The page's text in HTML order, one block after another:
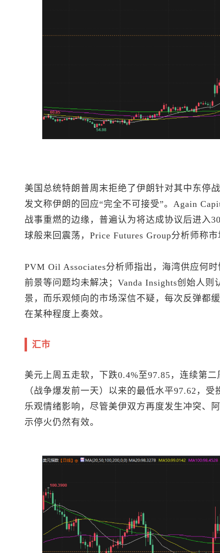
美国总统特朗普周末拒绝了伊朗针对其中东停
发文称伊朗的回应“完全不可接受”。Again
战事重燃的边缘，普遍认为将达成协议后进入
球般来回震荡，Price Futures Group分析师称
PVM Oil Associates分析师指出，海湾供应何
前景等问题均未解决；Vanda Insights创始人
景，而乐观倾向的市场深信不疑，每次反弹都
在某种程度上奏效。
汇市
美元上周五走软，下跌0.4%至97.85，连续第
（战争爆发前一天）以来的最低水平97.62，
乐观情绪影响，尽管美伊双方再度发生冲突、
示停火仍然有效。